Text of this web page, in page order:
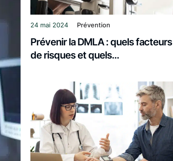
24 mai 2024 Prévention
Prévenir la DMLA : quels facteurs
de risques et quels...